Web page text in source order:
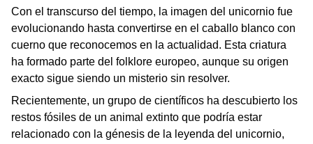
Con el transcurso del tiempo, la imagen del unicornio fue
evolucionando hasta convertirse en el caballo blanco con
cuerno que reconocemos en la actualidad. Esta criatura
ha formado parte del folklore europeo, aunque su origen
exacto sigue siendo un misterio sin resolver.
Recientemente, un grupo de científicos ha descubierto los
restos fósiles de un animal extinto que podría estar
relacionado con la génesis de la leyenda del unicornio,